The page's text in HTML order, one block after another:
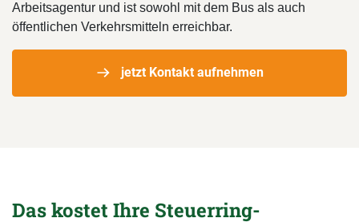
Arbeitsagentur und ist sowohl mit dem Bus als auch
öffentlichen Verkehrsmitteln erreichbar.
jetzt Kontakt aufnehmen
Das kostet Ihre Steuerring-